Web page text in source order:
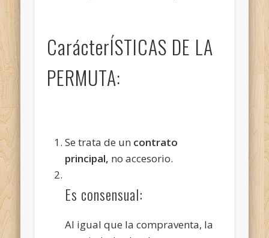
CarácterÍSTICAS DE LA
PERMUTA:
Se trata de un contrato
principal, no accesorio.
Es consensual:
Al igual que la compraventa, la